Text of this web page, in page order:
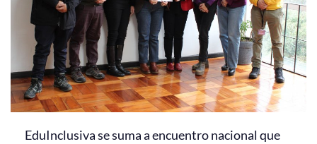
EduInclusiva se suma a encuentro nacional que